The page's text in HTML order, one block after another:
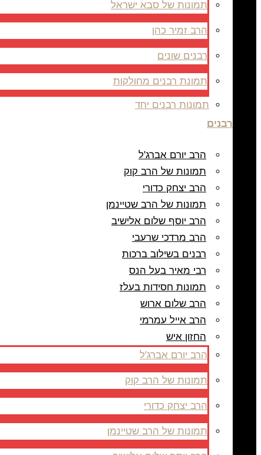
תמונות של סבא ישראל
הרב זמיר כהן
רבנים שונים
תמונת רבנים מחולקות
תמונות רבנים יחד
רבנים
הרב יורם אברג'ל
תמונות של הרב קוק
הרב יצחק כדורי
תמונות של הרב שטיינמן
הרב יוסף שלום אלישיב
הרב מרדכי שרעבי
רבנים בשילוב ברכות
רבי מאיר בעל הנס
תמונות חסידות בעלז
הרב שלום ארוש
הרב אייל עמרמי
החזון איש
הרב יורם אברג'ל
תמונות של הרב קוק
הרב יצחק כדורי
תמונות של הרב שטיינמן